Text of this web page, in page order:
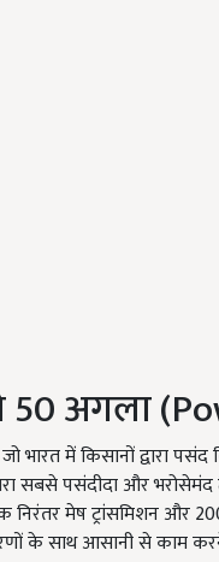
50 अगला
भारत में किसानों द्वारा
सबसे पसंदीदा और
मेष ट्रांसमिशन और
के साथ आसानी से काम